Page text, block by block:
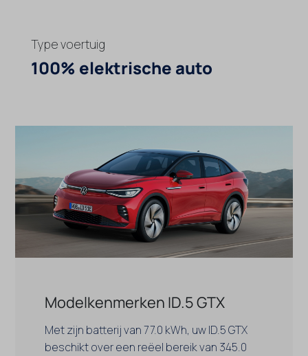
Type voertuig
100% elektrische auto
Modelkenmerken ID.5 GTX
Met zijn batterij van 77.0 kWh, uw ID.5 GTX
beschikt over een reëel bereik van 345.0